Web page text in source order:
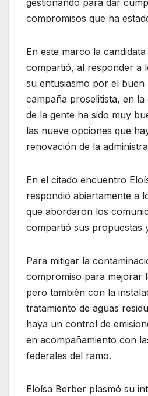
gestionando para dar
compromisos que ha
En este marco la
compartió, al responder a
su entusiasmo por el
campaña proselitista, en
de la gente ha sido muy
las nueve opciones que
renovación de la
En el citado encuentro
respondió abiertamente a
que abordaron los
compartió sus propuestas
Para mitigar la
compromiso para mejorar
pero también con la
tratamiento de aguas
haya un control de
en acompañamiento con
federales del ramo.
Eloísa Berber plasmó su